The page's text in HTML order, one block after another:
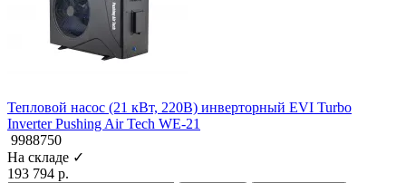
Тепловой насос (21 кВт, 220В) инверторный EVI Turbo
Inverter Pushing Air Tech WE-21
9988750
На складе ✓
193 794 р.